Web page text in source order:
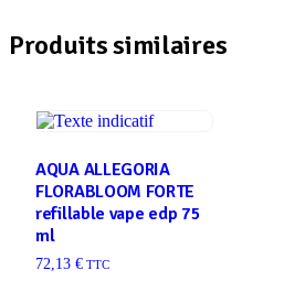
Produits similaires
AQUA ALLEGORIA
FLORABLOOM FORTE
refillable vape edp 75
ml
72,13 € TTC